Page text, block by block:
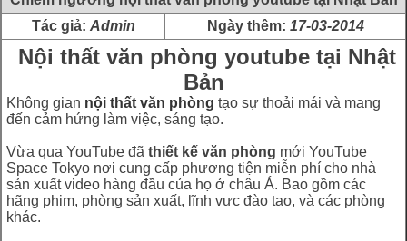
Tác giả: Admin Ngày thêm: 17-03-2014
Nội thất văn phòng youtube tại Nhật
Bản
Không gian nội thất văn phòng tạo sự thoải mái và mang
đến cảm hứng làm việc, sáng tạo.
Vừa qua YouTube đã thiết kế văn phòng mới YouTube
Space Tokyo nơi cung cấp phương tiện miễn phí cho nhà
sản xuất video hàng đầu của họ ở châu Á. Bao gồm các
hãng phim, phòng sản xuất, lĩnh vực đào tạo, và các phòng
khác.